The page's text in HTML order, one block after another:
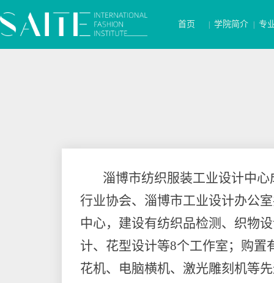
首页 学院简介 专
淄博市纺织服装工业设计中
行业协会、淄博市工业设计办公
中心，建设有纺织品检测、织物
计、花型设计等8个工作室；购
花机、电脑横机、激光雕刻机等